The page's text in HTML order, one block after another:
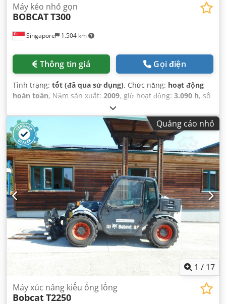
Singapore 1.504 km
Máy kéo nhỏ gọn
BOBCATT300
Thông tin giá Gọi điện
Tình trạng: tốt (đã qua sử dụng), Chức năng: hoạt động
hoàn toàn, Năm sản xuất: 2009, giờ hoạt động: 3.090 h, số
A5GU35248,
Quảng cáo nhỏ
1 / 17
Máy xúc nâng kiểu ống lồng
BobcatT2250